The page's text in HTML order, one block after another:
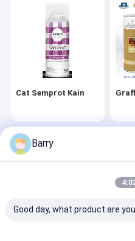
Cat Semprot Kain
Sitemap
Cat Semprot Kain
Industries Corporation
Barry
Good day, what product are